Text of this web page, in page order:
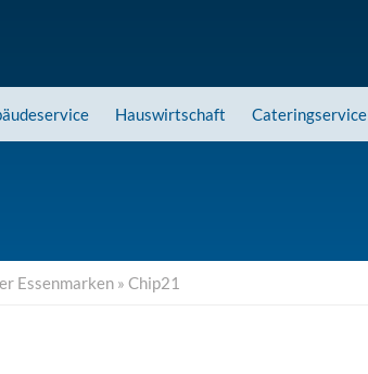
Hauswirtschaft Cateringservice
Essenmarken » Chip21